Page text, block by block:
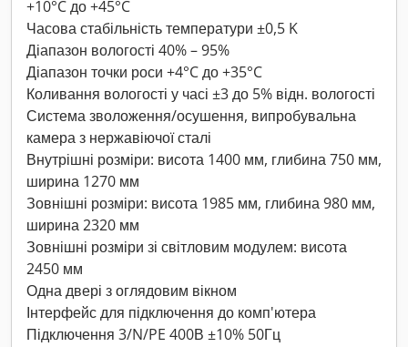
+10°C до +45°C
Часова стабільність температури ±0,5 K
Діапазон вологості 40% – 95%
Діапазон точки роси +4°C до +35°C
Коливання вологості у часі ±3 до 5% відн. вологості
Система зволоження/осушення, випробувальна
камера з нержавіючої сталі
Внутрішні розміри: висота 1400 мм, глибина 750 мм,
ширина 1270 мм
Зовнішні розміри: висота 1985 мм, глибина 980 мм,
ширина 2320 мм
Зовнішні розміри зі світловим модулем: висота
2450 мм
Одна двері з оглядовим вікном
Інтерфейс для підключення до комп'ютера
Підключення 3/N/PE 400В ±10% 50Гц